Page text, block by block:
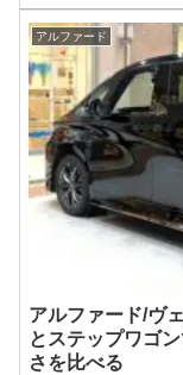
アルファード
アルファード/ヴ
とステップワゴ
さを比べる